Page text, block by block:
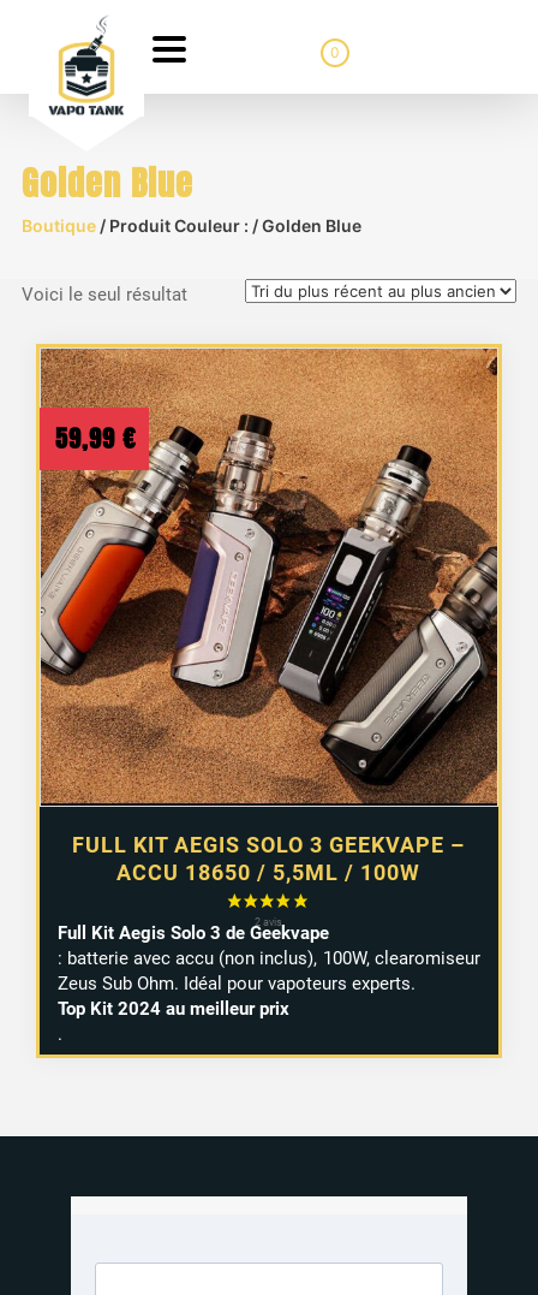
0
Golden Blue
Boutique/ Produit Couleur : / Golden Blue
Voici le seul résultat
FULL KIT AEGIS SOLO 3 GEEKVAPE –
ACCU 18650 / 5,5ML / 100W
59,99 €
Full Kit Aegis Solo 3 de Geekvape
: batterie avec accu (non inclus), 100W, clearomiseur
Zeus Sub Ohm. Idéal pour vapoteurs experts.
Top Kit 2024 au meilleur prix
.